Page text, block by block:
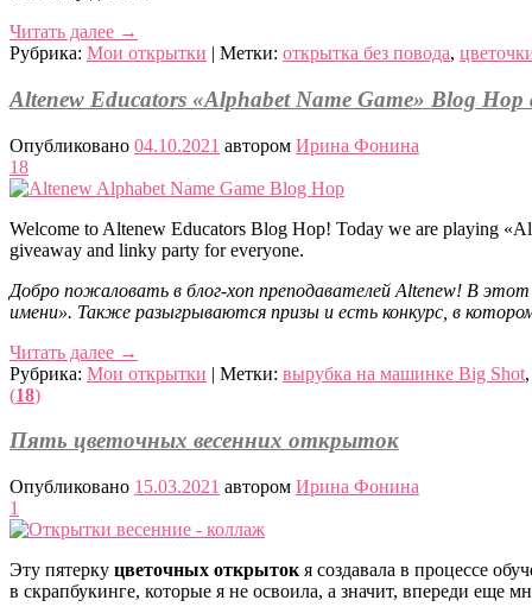
Читать далее →
Рубрика: Мои открытки | Метки: открытка без повода,
Altenew Educators «Alphabet Name Game» Blog
Опубликовано 04.10.2021 автором Ирина Фонина
18
Welcome to Altenew Educators Blog Hop! Today we are playing
giveaway and linky party for everyone.
Добро пожаловать в блог-хоп преподавателей Altenew! В этот
имени». Также разыгрываются призы и есть конкурс, в
Читать далее →
Рубрика: Мои открытки | Метки: вырубка на машинке Big Shot
(18)
Пять цветочных весенних открыток
Опубликовано 15.03.2021 автором Ирина Фонина
1
Эту пятерку цветочных открыток я создавала в процессе
в скрапбукинге, которые я не освоила, а значит, впереди еще